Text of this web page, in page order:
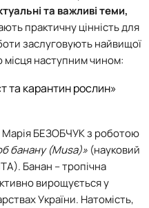
та важливі теми,
практичну цінність для
заслуговують найвищої
місця наступним чином:
та карантин рослин»
Марія БЕЗОБЧУКз роботою
банану (Musa)» (науковий
). Банан – тропічна
вирощується у
України. Натомість,